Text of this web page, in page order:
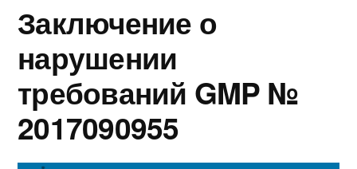
UK
43979
Insp
43979/11316477-
0004
Заключение о
нарушении
требований GMP №
2017090955